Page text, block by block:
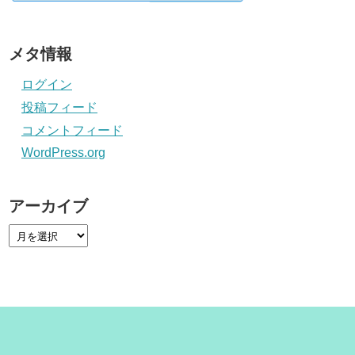
メタ情報
ログイン
投稿フィード
コメントフィード
WordPress.org
アーカイブ